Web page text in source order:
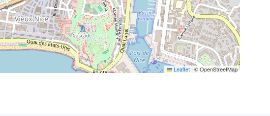
Leaflet | © OpenStreetMap